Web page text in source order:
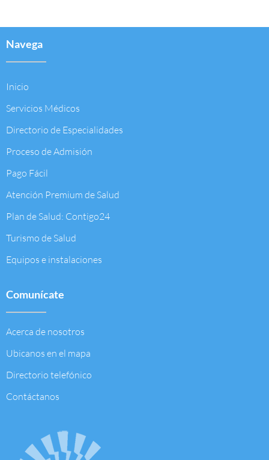
Navega
Inicio
Servicios Médicos
Directorio de Especialidades
Proceso de Admisión
Pago Fácil
Atención Premium de Salud
Plan de Salud: Contigo24
Turismo de Salud
Equipos e instalaciones
Comunícate
Acerca de nosotros
Ubicanos en el mapa
Directorio telefónico
Contáctanos